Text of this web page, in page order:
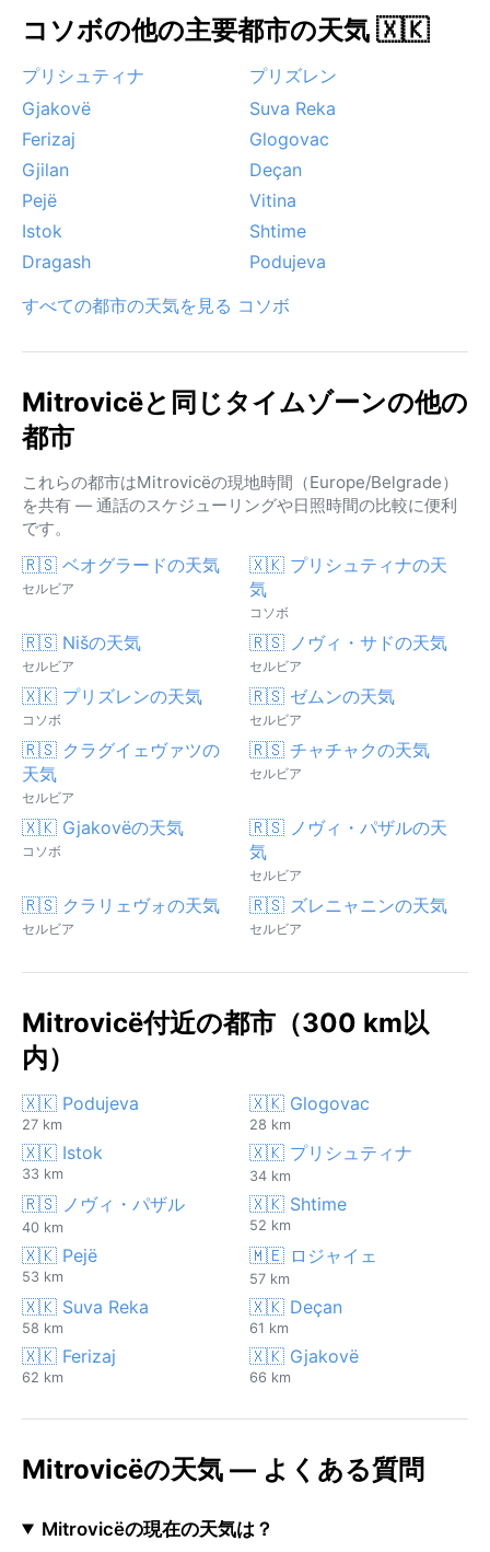
コソボの他の主要都市の天気 🇽🇰
プリシュティナ
プリズレン
Gjakovë
Suva Reka
Ferizaj
Glogovac
Gjilan
Deçan
Pejë
Vitina
Istok
Shtime
Dragash
Podujeva
すべての都市の天気を見る コソボ
Mitrovicëと同じタイムゾーンの他の
都市
これらの都市はMitrovicëの現地時間（Europe/Belgrade）
を共有 — 通話のスケジューリングや日照時間の比較に便利
です。
🇷🇸 ベオグラードの天気
セルビア
🇽🇰 プリシュティナの天
気
コソボ
🇷🇸 Nišの天気
セルビア
🇷🇸 ノヴィ・サドの天気
セルビア
🇽🇰 プリズレンの天気
コソボ
🇷🇸 ゼムンの天気
セルビア
🇷🇸 クラグイェヴァツの
天気
セルビア
🇷🇸 チャチャクの天気
セルビア
🇽🇰 Gjakovëの天気
コソボ
🇷🇸 ノヴィ・パザルの天
気
セルビア
🇷🇸 クラリェヴォの天気
セルビア
🇷🇸 ズレニャニンの天気
セルビア
Mitrovicë付近の都市（300 km以
内）
🇽🇰 Podujeva
27 km
🇽🇰 Glogovac
28 km
🇽🇰 Istok
33 km
🇽🇰 プリシュティナ
34 km
🇷🇸 ノヴィ・パザル
40 km
🇽🇰 Shtime
52 km
🇽🇰 Pejë
53 km
🇲🇪 ロジャイェ
57 km
🇽🇰 Suva Reka
58 km
🇽🇰 Deçan
61 km
🇽🇰 Ferizaj
62 km
🇽🇰 Gjakovë
66 km
Mitrovicëの天気 — よくある質問
Mitrovicëの現在の天気は？